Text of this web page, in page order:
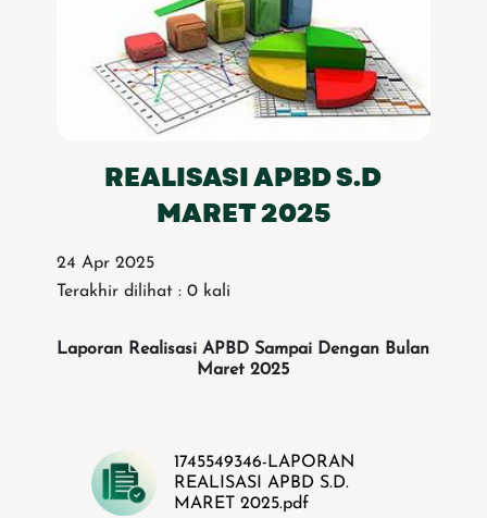
REALISASI APBD S.D
MARET 2025
24 Apr 2025
Terakhir dilihat : 0 kali
Laporan Realisasi APBD Sampai Dengan Bulan
Maret 2025
1745549346-LAPORAN
REALISASI APBD S.D.
MARET 2025.pdf